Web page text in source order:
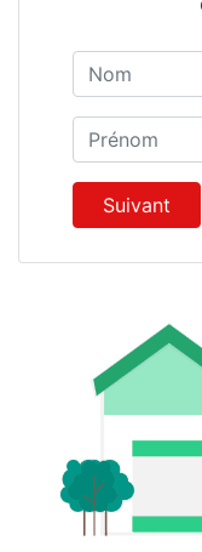
Prénom
Suivant